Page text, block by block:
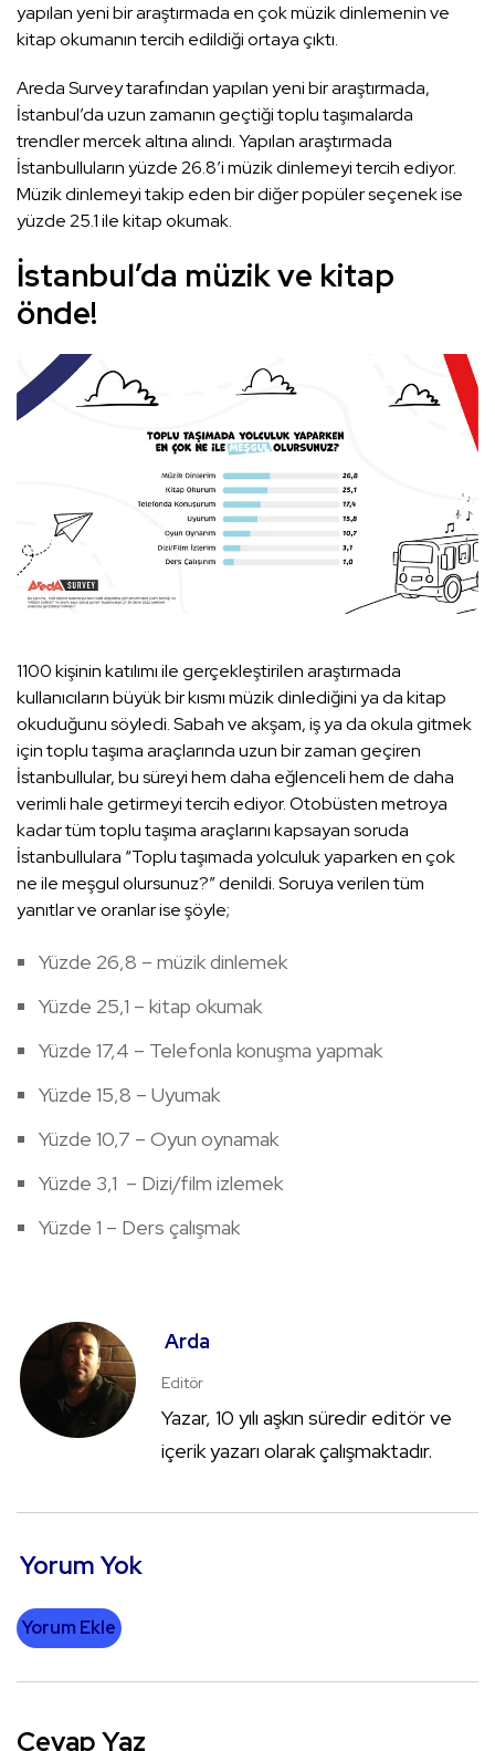
yapılan yeni bir araştırmada en çok müzik dinlemenin ve
kitap okumanın tercih edildiği ortaya çıktı.
Areda Survey tarafından yapılan yeni bir araştırmada,
İstanbul’da uzun zamanın geçtiği toplu taşımalarda
trendler mercek altına alındı. Yapılan araştırmada
İstanbulluların yüzde 26.8’i müzik dinlemeyi tercih ediyor.
Müzik dinlemeyi takip eden bir diğer popüler seçenek ise
yüzde 25.1 ile kitap okumak.
İstanbul’da müzik ve kitap
önde!
1100 kişinin katılımı ile gerçekleştirilen araştırmada
kullanıcıların büyük bir kısmı müzik dinlediğini ya da kitap
okuduğunu söyledi. Sabah ve akşam, iş ya da okula gitmek
için toplu taşıma araçlarında uzun bir zaman geçiren
İstanbullular, bu süreyi hem daha eğlenceli hem de daha
verimli hale getirmeyi tercih ediyor. Otobüsten metroya
kadar tüm toplu taşıma araçlarını kapsayan soruda
İstanbullulara “Toplu taşımada yolculuk yaparken en çok
ne ile meşgul olursunuz?” denildi. Soruya verilen tüm
yanıtlar ve oranlar ise şöyle;
Yüzde 26,8 – müzik dinlemek
Yüzde 25,1 – kitap okumak
Yüzde 17,4 – Telefonla konuşma yapmak
Yüzde 15,8 – Uyumak
Yüzde 10,7 – Oyun oynamak
Yüzde 3,1 – Dizi/film izlemek
Yüzde 1 – Ders çalışmak
Arda
Editör
Yazar, 10 yılı aşkın süredir editör ve
içerik yazarı olarak çalışmaktadır.
Yorum Yok
Yorum Ekle
Cevap Yaz